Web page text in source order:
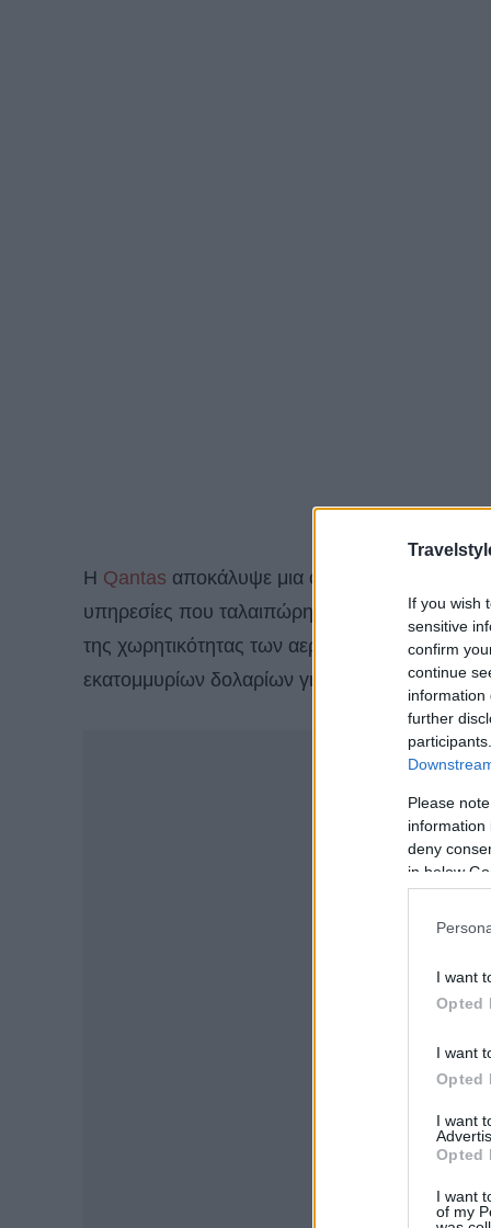
If you wish
sensitive
confirm
continue
information
further
Please
information
deny
in below
I want
Opted
I want
Opted
I want
Opted
I want
of my
Η Qantas αποκάλυψε μια ολοκληρωμένη
υπηρεσίες που ταλαιπώρησαν την εταιρεία
της χωρητικότητας των αεροσκαφών της
εκατομμυρίων δολαρίων για περισσότερο
-